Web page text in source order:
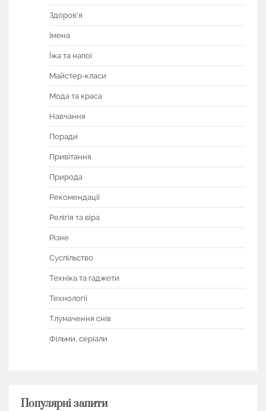
Здоров'я
Імена
Їжа та напої
Майстер-класи
Мода та краса
Навчання
Поради
Привітання
Природа
Рекомендації
Релігія та віра
Різне
Суспільство
Техніка та гаджети
Технології
Тлумачення снів
Фільми, серіали
Популярні запити